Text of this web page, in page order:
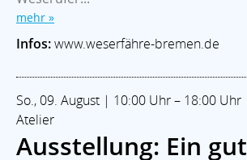
mehr »
Infos:www.weserfähre-bremen.de
So., 09. August | 10:00 Uhr – 18:00
Atelier
Ausstellung: Ein